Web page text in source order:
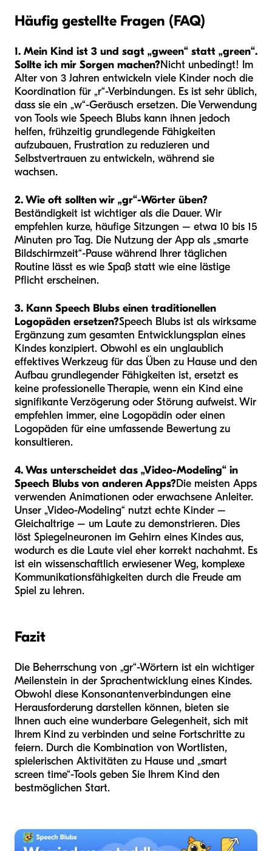
Häufig gestellte Fragen (FAQ)
1. Mein Kind ist 3 und sagt „gween“ statt „green“.
Sollte ich mir Sorgen machen?Nicht unbedingt! Im
Alter von 3 Jahren entwickeln viele Kinder noch die
Koordination für „r“-Verbindungen. Es ist sehr üblich,
dass sie ein „w“-Geräusch ersetzen. Die Verwendung
von Tools wie Speech Blubs kann ihnen jedoch
helfen, frühzeitig grundlegende Fähigkeiten
aufzubauen, Frustration zu reduzieren und
Selbstvertrauen zu entwickeln, während sie
wachsen.
2. Wie oft sollten wir „gr“-Wörter üben?
Beständigkeit ist wichtiger als die Dauer. Wir
empfehlen kurze, häufige Sitzungen – etwa 10 bis 15
Minuten pro Tag. Die Nutzung der App als „smarte
Bildschirmzeit“-Pause während Ihrer täglichen
Routine lässt es wie Spaß statt wie eine lästige
Pflicht erscheinen.
3. Kann Speech Blubs einen traditionellen
Logopäden ersetzen?Speech Blubs ist als wirksame
Ergänzung zum gesamten Entwicklungsplan eines
Kindes konzipiert. Obwohl es ein unglaublich
effektives Werkzeug für das Üben zu Hause und den
Aufbau grundlegender Fähigkeiten ist, ersetzt es
keine professionelle Therapie, wenn ein Kind eine
signifikante Verzögerung oder Störung aufweist. Wir
empfehlen immer, eine Logopädin oder einen
Logopäden für eine umfassende Bewertung zu
konsultieren.
4. Was unterscheidet das „Video-Modeling“ in
Speech Blubs von anderen Apps?Die meisten Apps
verwenden Animationen oder erwachsene Anleiter.
Unser „Video-Modeling“ nutzt echte Kinder –
Gleichaltrige – um Laute zu demonstrieren. Dies
löst Spiegelneuronen im Gehirn eines Kindes aus,
wodurch es die Laute viel eher korrekt nachahmt. Es
ist ein wissenschaftlich erwiesener Weg, komplexe
Kommunikationsfähigkeiten durch die Freude am
Spiel zu lehren.
Fazit
Die Beherrschung von „gr“-Wörtern ist ein wichtiger
Meilenstein in der Sprachentwicklung eines Kindes.
Obwohl diese Konsonantenverbindungen eine
Herausforderung darstellen können, bieten sie
Ihnen auch eine wunderbare Gelegenheit, sich mit
Ihrem Kind zu verbinden und seine Fortschritte zu
feiern. Durch die Kombination von Wortlisten,
spielerischen Aktivitäten zu Hause und „smart
screen time“-Tools geben Sie Ihrem Kind den
bestmöglichen Start.